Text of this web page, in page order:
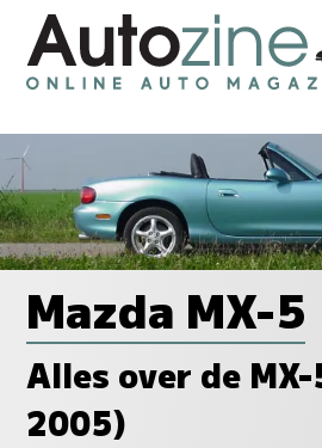
Mazda MX-5
Alles over de
2005)